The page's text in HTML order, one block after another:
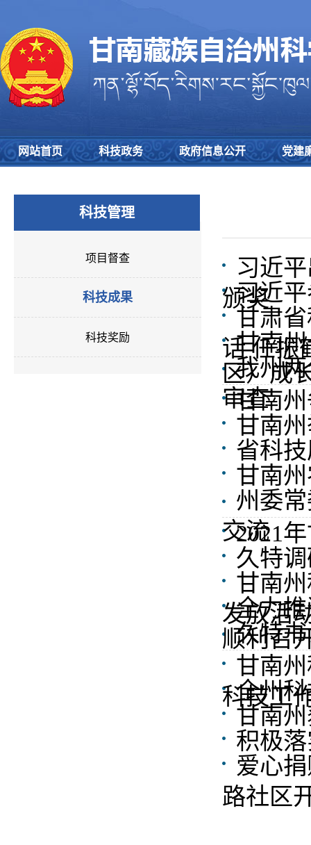
网站首页 科技政务 政府信息公开 党建
科技管理
项目督查
科技成果
科技奖励
习近
颁奖
习近
甘肃
话 任振
甘南
区）成
我州
审查
甘南
甘南
省科
甘南
州委
交流
2021
久特
甘南
发放活
全力
顺利召
久特
甘南
科技工
全州
甘南
积极
爱心
路社区